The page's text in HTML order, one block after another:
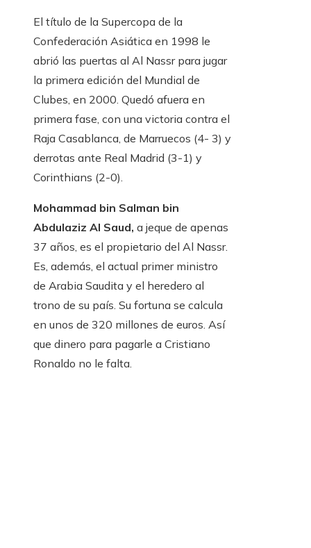
El título de la Supercopa de la
Confederación Asiática en 1998 le
abrió las puertas al Al Nassr para jugar
la primera edición del Mundial de
Clubes, en 2000. Quedó afuera en
primera fase, con una victoria contra el
Raja Casablanca, de Marruecos (4- 3) y
derrotas ante Real Madrid (3-1) y
Corinthians (2-0).
Mohammad bin Salman bin
Abdulaziz Al Saud, a jeque de apenas
37 años, es el propietario del Al Nassr.
Es, además, el actual primer ministro
de Arabia Saudita y el heredero al
trono de su país. Su fortuna se calcula
en unos de 320 millones de euros. Así
que dinero para pagarle a Cristiano
Ronaldo no le falta.